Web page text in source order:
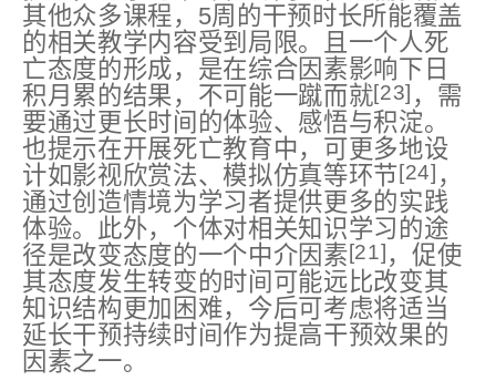
其他众多课程，5周的干预时长所能覆盖
的相关教学内容受到局限。且一个人死
亡态度的形成，是在综合因素影响下日
积月累的结果，不可能一蹴而就[23] ，需
要通过更长时间的体验、感悟与积淀。
也提示在开展死亡教育中，可更多地设
计如影视欣赏法、模拟仿真等环节[24] ，
通过创造情境为学习者提供更多的实践
体验。此外，个体对相关知识学习的途
径是改变态度的一个中介因素[21] ，促使
其态度发生转变的时间可能远比改变其
知识结构更加困难，今后可考虑将适当
延长干预持续时间作为提高干预效果的
因素之一。